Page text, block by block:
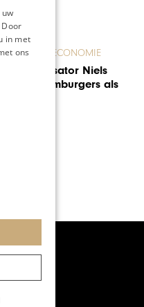
& ECONOMIE
Niels
hamburgers als
in met
ons